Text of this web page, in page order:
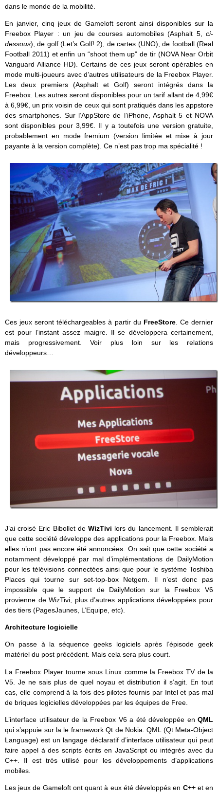
dans le monde de la mobilité.
En janvier, cinq jeux de Gameloft seront ainsi disponibles sur la
Freebox Player : un jeu de courses automobiles (Asphalt 5, ci-
dessous), de golf (Let’s Golf! 2), de cartes (UNO), de football (Real
Football 2011) et enfin un “shoot them up” de tir (NOVA Near Orbit
Vanguard Alliance HD). Certains de ces jeux seront opérables en
mode multi-joueurs avec d’autres utilisateurs de la Freebox Player.
Les deux premiers (Asphalt et Golf) seront intégrés dans la
Freebox. Les autres seront disponibles pour un tarif allant de 4,99€
à 6,99€, un prix voisin de ceux qui sont pratiqués dans les appstore
des smartphones. Sur l’AppStore de l’iPhone, Asphalt 5 et NOVA
sont disponibles pour 3,99€. Il y a toutefois une version gratuite,
probablement en mode fremium (version limitée et mise à jour
payante à la version complète). Ce n’est pas trop ma spécialité !
Ces jeux seront téléchargeables à partir du FreeStore. Ce dernier
est pour l’instant assez maigre. Il se développera certainement,
mais progressivement. Voir plus loin sur les relations
développeurs…
J’ai croisé Eric Bibollet de WizTivi lors du lancement. Il semblerait
que cette société développe des applications pour la Freebox. Mais
elles n’ont pas encore été annoncées. On sait que cette société a
notamment développé par mal d’implémentations de DailyMotion
pour les télévisions connectées ainsi que pour le système Toshiba
Places qui tourne sur set-top-box Netgem. Il n’est donc pas
impossible que le support de DailyMotion sur la Freebox V6
provienne de WizTivi, plus d’autres applications développées pour
des tiers (PagesJaunes, L’Equipe, etc).
Architecture logicielle
On passe à la séquence geeks logiciels après l’épisode geek
matériel du post précédent. Mais cela sera plus court.
La Freebox Player tourne sous Linux comme la Freebox TV de la
V5. Je ne sais plus de quel noyau et distribution il s’agit. En tout
cas, elle comprend à la fois des pilotes fournis par Intel et pas mal
de briques logicielles développées par les équipes de Free.
L’interface utilisateur de la Freebox V6 a été développée en QML
qui s’appuie sur la le framework Qt de Nokia. QML (Qt Meta-Object
Language) est un langage déclaratif d’interface utilisateur qui peut
faire appel à des scripts écrits en JavaScript ou intégrés avec du
C++. Il est très utilisé pour les développements d’applications
mobiles.
Les jeux de Gameloft ont quant à eux été développés en C++ et en